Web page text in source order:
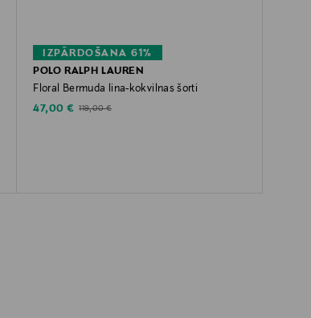
IZPĀRDOŠANA 61%
POLO RALPH LAUREN
Floral Bermuda lina-kokvilnas šorti
Discounted Price
47,00 € Original Price
119,00 €